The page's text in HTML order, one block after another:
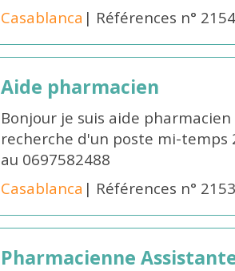
Casablanca | Références n°
Aide pharmacien
Bonjour je suis aide
recherche d'un poste mi-temps
au 0697582488
Casablanca | Références n°
Pharmacienne